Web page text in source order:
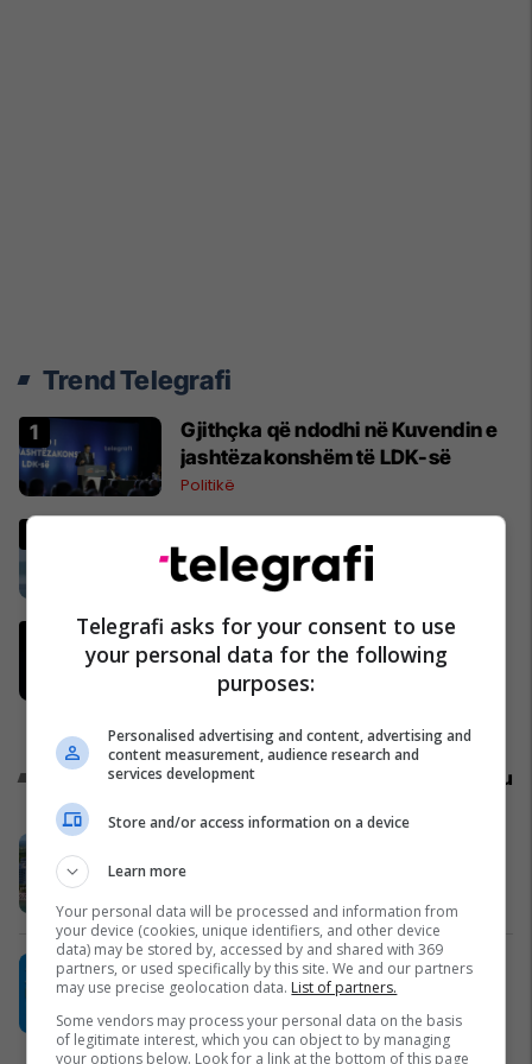
Trend Telegrafi
Gjithçka që ndodhi në Kuvendin e
jashtëzakonshëm të LDK-së
Politikë
Lalzit, pamjet bëhen virale
Shqipëri
"Nëse është përfshirë, ka gabuar
rëndë, nuk i falet", Abdixhiku i çon
“selam” Përparim Ramës
Promo Reklamo këtu
pushime pranë detit
Plan B – reklamoni biznesin tuaj aty
ku është audienca shqiptare në
Zvicër
Plan B
Telegrafi asks for your consent to use
your personal data for the following
purposes:
Personalised advertising and content, advertising and
content measurement, audience research and
services development
Store and/or access information on a device
Learn more
Your personal data will be processed and information from
your device (cookies, unique identifiers, and other device
data) may be stored by, accessed by and shared with 369
partners, or used specifically by this site. We and our partners
may use precise geolocation data. List of partners.
Some vendors may process your personal data on the basis
of legitimate interest, which you can object to by managing
your options below. Look for a link at the bottom of this page